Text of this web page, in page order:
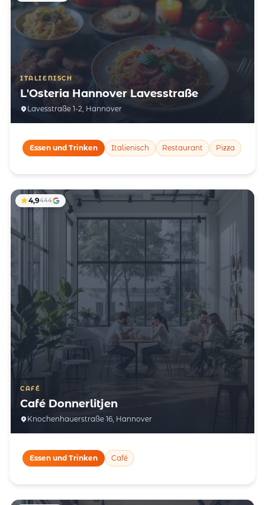
ITALIENISCH
L'Osteria Hannover Lavesstraße
Lavesstraße 1-2, Hannover
Essen und Trinken Italienisch Restaurant Pizza
CAFÉ
Café Donnerlitjen
Knochenhauerstraße 16, Hannover
4,9444
Essen und Trinken Café